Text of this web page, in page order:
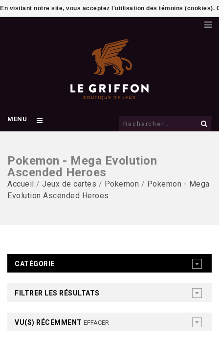
MENU
Pokemon - Mega Evolution
Ascended Heroes
Accueil / Jeux de cartes / Pokemon / Pokemon - Mega
Evolution Ascended Heroes
CATÉGORIE
FILTRER LES RÉSULTATS
VU(S) RÉCEMMENT EFFACER
En visitant notre site, vous acceptez l'utilisation des témoins